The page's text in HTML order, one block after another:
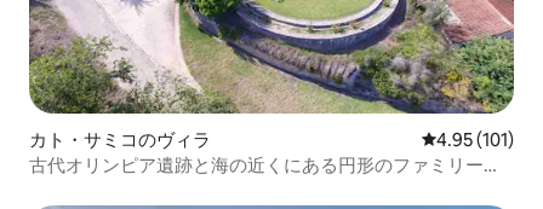
カト・サミコのヴィラ レビュー101
4.95 (101)
古代オリンピア遺跡と海の近くにある円形のファミリーヴ